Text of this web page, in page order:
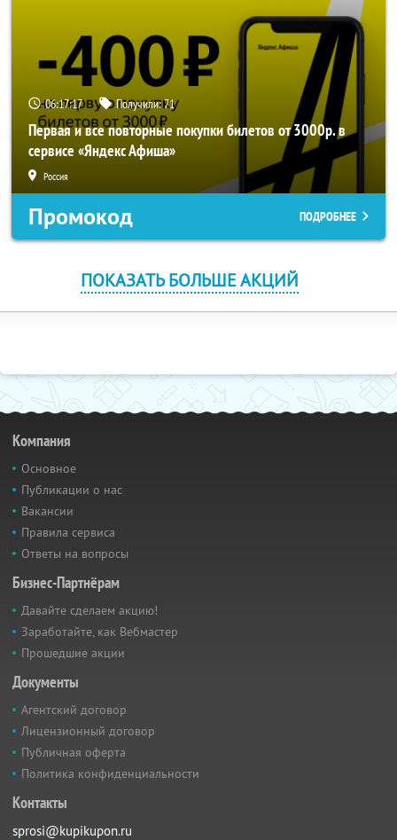
06:17:15 Получили:71
Первая и все повторные покупки билетов от 3000р. в
сервисе «Яндекс Афиша»
Россия
Промокод ПОДРОБНЕЕ
ПОКАЗАТЬ БОЛЬШЕ АКЦИЙ
Компания
Основное
Публикации о нас
Вакансии
Правила сервиса
Ответы на вопросы
Бизнес-Партнёрам
Давайте сделаем акцию!
Заработайте, как Вебмастер
Прошедшие акции
Документы
Агентский договор
Лицензионный договор
Публичная оферта
Политика конфиденциальности
Контакты
sprosi@kupikupon.ru